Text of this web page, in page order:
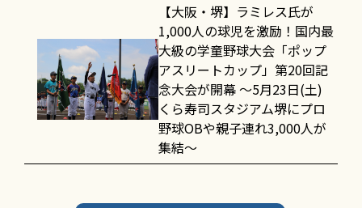
【大阪・堺】ラミレス氏が
1,000人の球児を激励！国内最
大級の学童野球大会「ポップ
アスリートカップ」第20回記
念大会が開幕 〜5月23日(土)
くら寿司スタジアム堺にプロ
野球OBや親子連れ3,000人が
集結〜